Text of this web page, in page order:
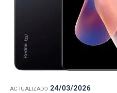
ACTUALIZADO 24/03/2026